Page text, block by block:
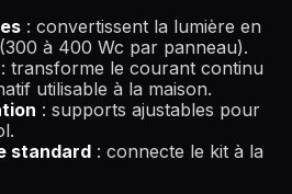
: convertissent la lumière en
à 400 Wc par panneau).
: transforme le courant continu
utilisable à la maison.
: supports ajustables pour
standard : connecte le kit à la